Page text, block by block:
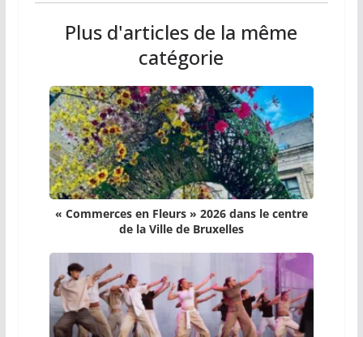
Plus d'articles de la même
catégorie
« Commerces en Fleurs » 2026 dans le centre
de la Ville de Bruxelles